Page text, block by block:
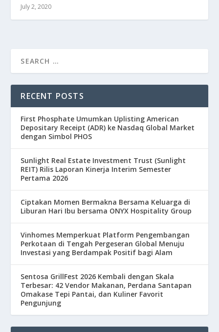
July 2, 2020
RECENT POSTS
First Phosphate Umumkan Uplisting American
Depositary Receipt (ADR) ke Nasdaq Global Market
dengan Simbol PHOS
Sunlight Real Estate Investment Trust (Sunlight
REIT) Rilis Laporan Kinerja Interim Semester
Pertama 2026
Ciptakan Momen Bermakna Bersama Keluarga di
Liburan Hari Ibu bersama ONYX Hospitality Group
Vinhomes Memperkuat Platform Pengembangan
Perkotaan di Tengah Pergeseran Global Menuju
Investasi yang Berdampak Positif bagi Alam
Sentosa GrillFest 2026 Kembali dengan Skala
Terbesar: 42 Vendor Makanan, Perdana Santapan
Omakase Tepi Pantai, dan Kuliner Favorit
Pengunjung